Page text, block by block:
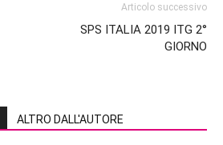
Articolo successivo
SPS ITALIA 2019 ITG 2°
GIORNO
ALTRO DALL'AUTORE